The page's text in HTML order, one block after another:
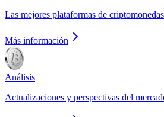
Las mejores plataformas de
Más información
Análisis
Actualizaciones y perspectivas del